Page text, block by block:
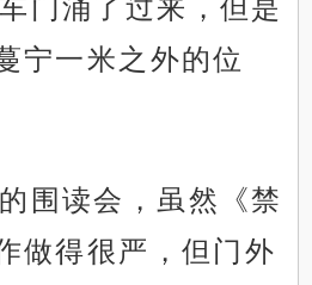
门涌了过来，但是
宁一米之外的位
围读会，虽然《禁
做得很严，但门外